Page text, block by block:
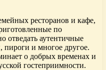
ресторанов и кафе,
по
отведать аутентичные
пироги и многое другое.
о добрых временах и
гостеприимности.